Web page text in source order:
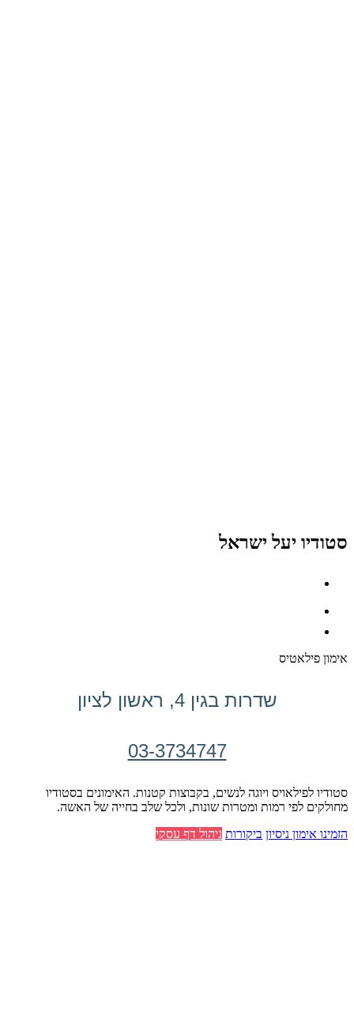
סטודיו יעל ישראל
אימון פילאטיס
שדרות בגין 4, ראשון לציון
03-3734747
סטודיו לפילאויס ויוגה לנשים, בקבוצות קטנות. האימונים בסטודיו
מחולקים לפי רמות ומטרות שונות, ולכל שלב בחייה של האשה.
הזמינו אימון ניסיון ביקורות ניהול דף עסקי